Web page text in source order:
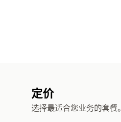
定价
选择最适合您业务的套餐。